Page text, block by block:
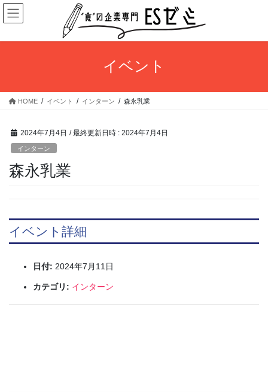
コ
ン
ン
キ
ナ
ビ
ー
に
イベント
HOME イベント インターン 森永乳業
2024年7月4日 / 最終更新日時 : 2024年7月4日
インターン
森永乳業
イベント詳細
日付: 2024年7月11日
カテゴリ: インターン